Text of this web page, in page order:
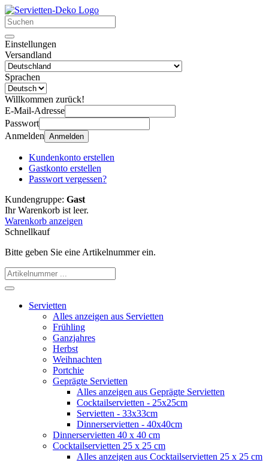
Einstellungen
Versandland
Sprachen
Willkommen zurück!
E-Mail-Adresse
Passwort
Anmelden Anmelden
Kundenkonto erstellen
Gastkonto erstellen
Passwort vergessen?
Kundengruppe: Gast
Ihr Warenkorb ist leer.
Warenkorb anzeigen
Schnellkauf
Bitte geben Sie eine Artikelnummer ein.
Servietten
Alles anzeigen aus Servietten
Frühling
Ganzjahres
Herbst
Weihnachten
Portchie
Geprägte Servietten
Alles anzeigen aus Geprägte Servietten
Cocktailservietten - 25x25cm
Servietten - 33x33cm
Dinnerservietten - 40x40cm
Dinnerservietten 40 x 40 cm
Cocktailservietten 25 x 25 cm
Alles anzeigen aus Cocktailservietten 25 x 25 cm